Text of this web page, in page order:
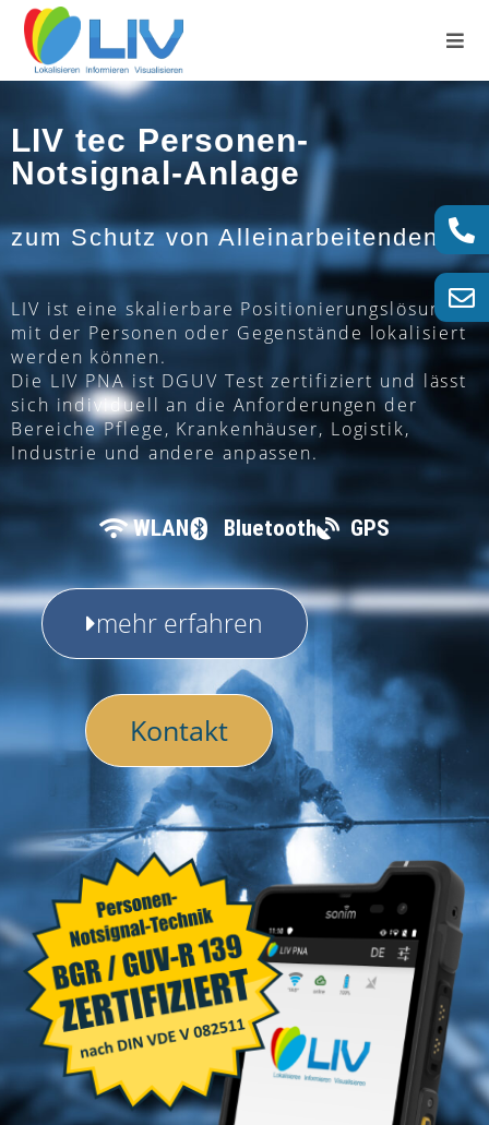
LIV tec Personen-
Notsignal-Anlage
zum Schutz von Alleinarbeitenden
LIV ist eine skalierbare Positionierungslösung,
mit der Personen oder Gegenstände lokalisiert
werden können.
Die LIV PNA ist DGUV Test zertifiziert und lässt
sich individuell an die Anforderungen der
Bereiche Pflege, Krankenhäuser, Logistik,
Industrie und andere anpassen.
WLAN Bluetooth GPS
mehr erfahren
Kontakt